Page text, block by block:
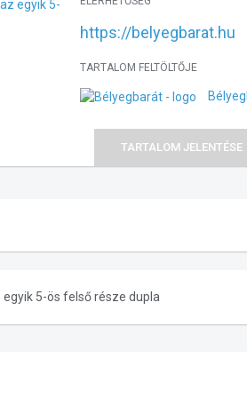
https://belyegbarat.hu
TARTALOM FELTÖLTŐJE
TARTALOM JELENTÉSE
5-ös felső része dupla